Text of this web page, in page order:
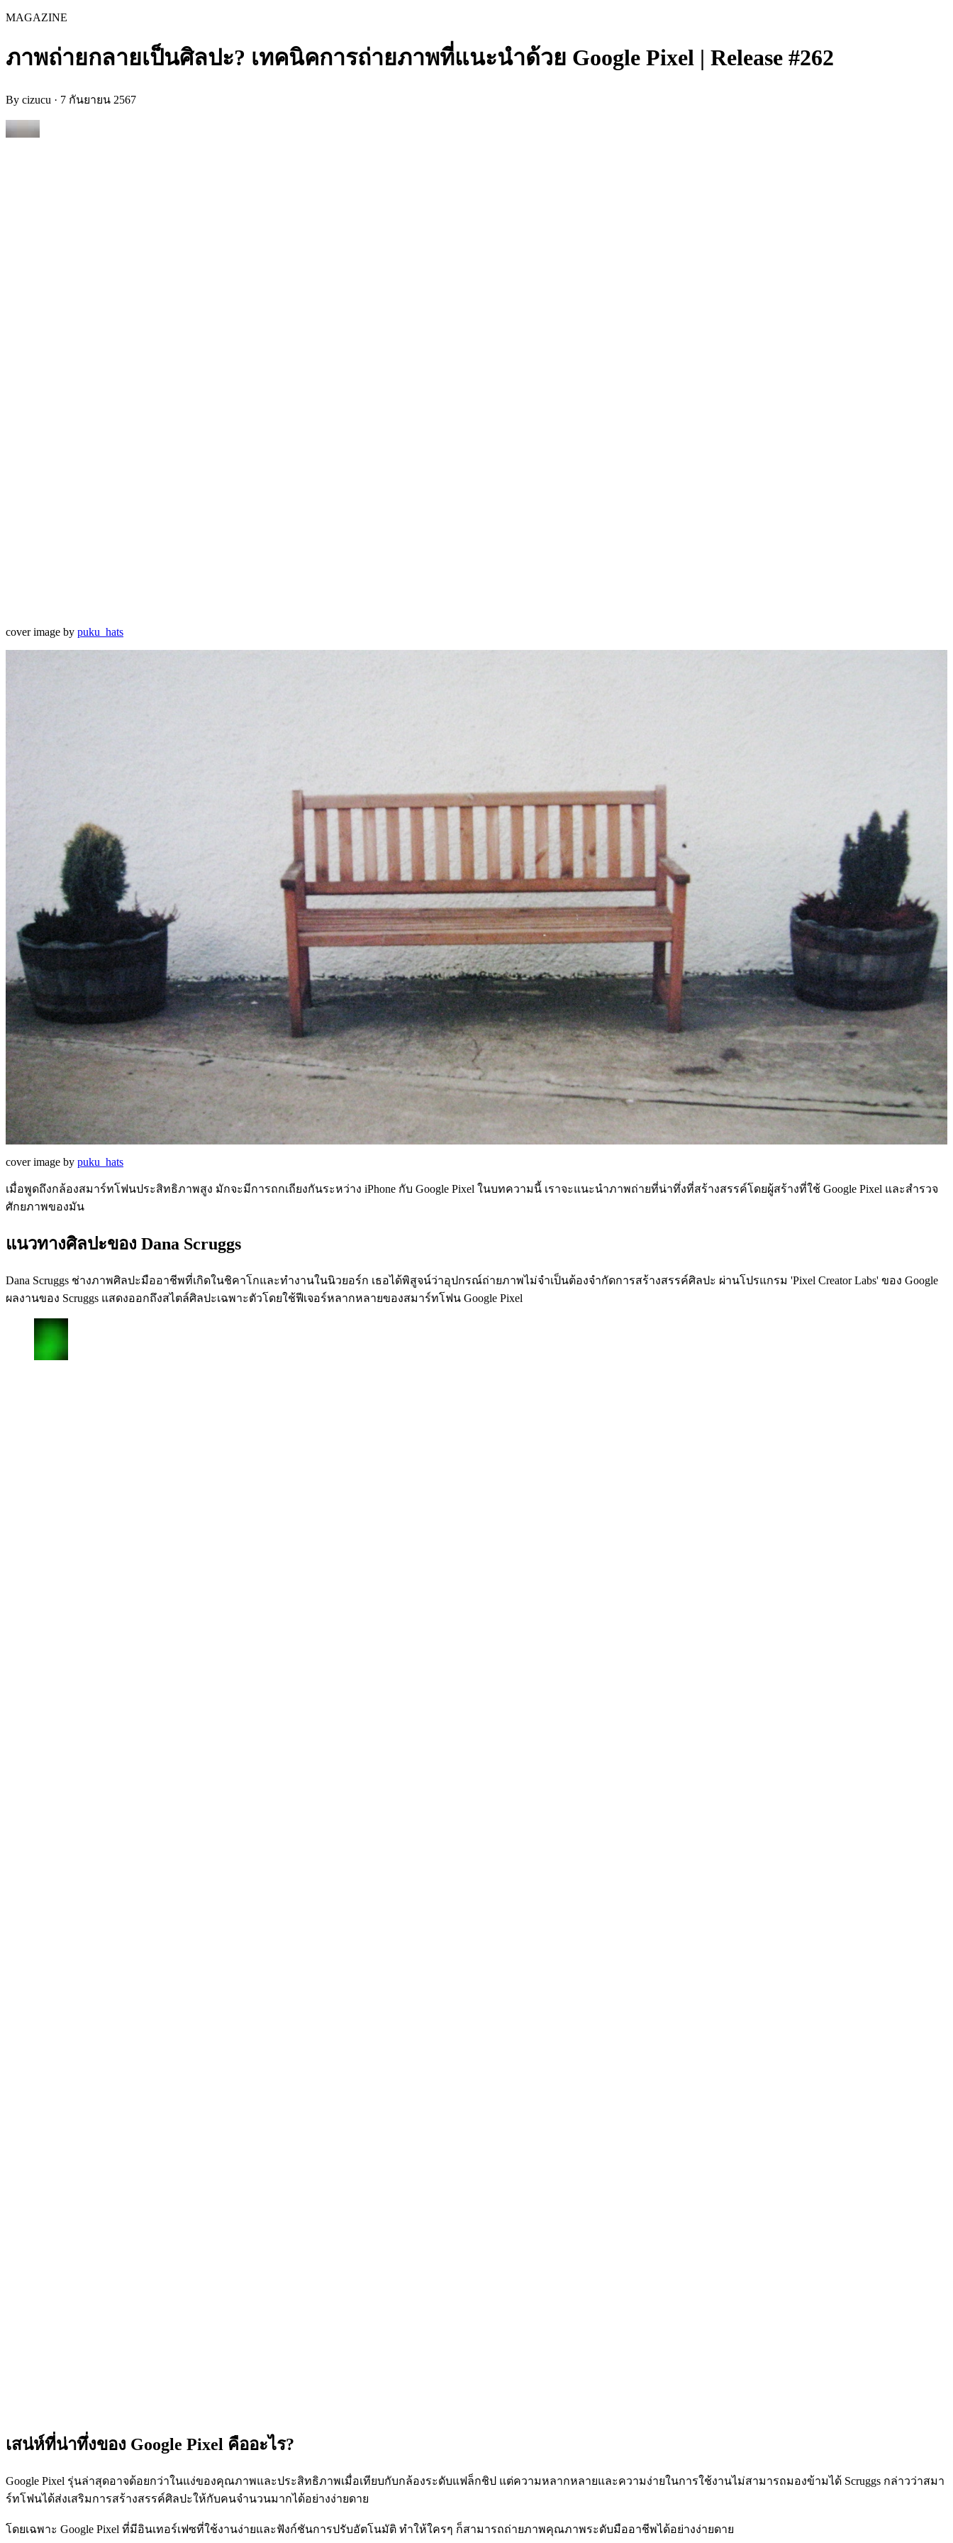
MAGAZINE
ภาพถ่ายกลายเป็นศิลปะ? เทคนิคการถ่ายภาพที่แนะนำด้วย Google Pixel | Release #262
By cizucu · 7 กันยายน 2567
cover image by puku_hats
cover image by puku_hats
เมื่อพูดถึงกล้องสมาร์ทโฟนประสิทธิภาพสูง มักจะมีการถกเถียงกันระหว่าง iPhone กับ Google Pixel ในบทความนี้ เราจะแนะนำภาพถ่ายที่น่าทึ่งที่สร้างสรรค์โดยผู้สร้างที่ใช้ Google Pixel และสำรวจ
ศักยภาพของมัน
แนวทางศิลปะของ Dana Scruggs
Dana Scruggs ช่างภาพศิลปะมืออาชีพที่เกิดในชิคาโกและทำงานในนิวยอร์ก เธอได้พิสูจน์ว่าอุปกรณ์ถ่ายภาพไม่จำเป็นต้องจำกัดการสร้างสรรค์ศิลปะ ผ่านโปรแกรม 'Pixel Creator Labs' ของ Google
ผลงานของ Scruggs แสดงออกถึงสไตล์ศิลปะเฉพาะตัวโดยใช้ฟีเจอร์หลากหลายของสมาร์ทโฟน Google Pixel
เสน่ห์ที่น่าทึ่งของ Google Pixel คืออะไร?
Google Pixel รุ่นล่าสุดอาจด้อยกว่าในแง่ของคุณภาพและประสิทธิภาพเมื่อเทียบกับกล้องระดับแฟล็กชิป แต่ความหลากหลายและความง่ายในการใช้งานไม่สามารถมองข้ามได้ Scruggs กล่าวว่าสมา
ร์ทโฟนได้ส่งเสริมการสร้างสรรค์ศิลปะให้กับคนจำนวนมากได้อย่างง่ายดาย
โดยเฉพาะ Google Pixel ที่มีอินเทอร์เฟซที่ใช้งานง่ายและฟังก์ชันการปรับอัตโนมัติ ทำให้ใครๆ ก็สามารถถ่ายภาพคุณภาพระดับมืออาชีพได้อย่างง่ายดาย